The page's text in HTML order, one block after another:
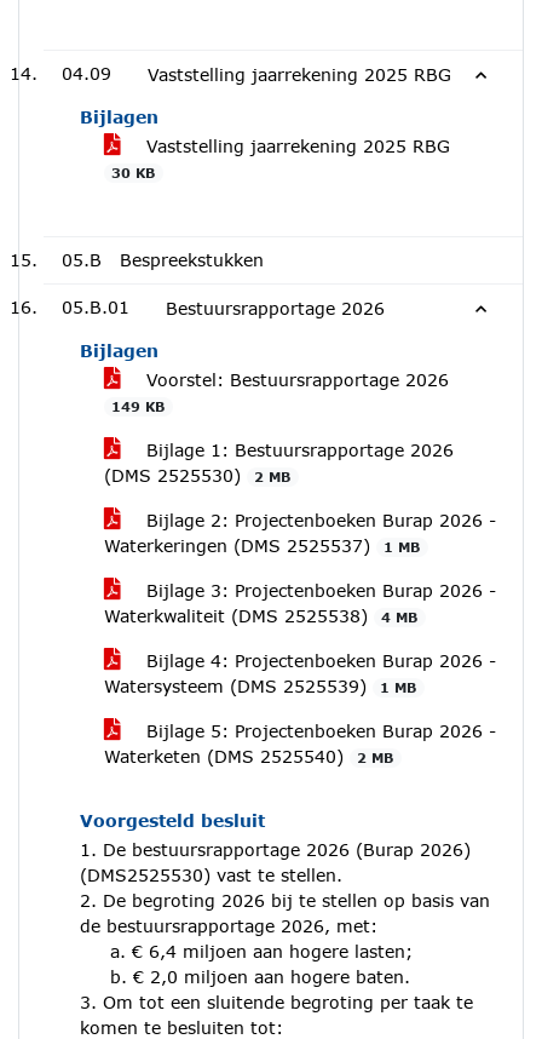
04.09 Vaststelling jaarrekening 2025 RBG
Bijlagen
Vaststelling jaarrekening 2025 RBG
30 KB
05.B Bespreekstukken
05.B.01 Bestuursrapportage 2026
Bijlagen
Voorstel: Bestuursrapportage 2026
149 KB
Bijlage 1: Bestuursrapportage 2026
(DMS 2525530)
2 MB
Bijlage 2: Projectenboeken Burap 2026 -
Waterkeringen (DMS 2525537)
1 MB
Bijlage 3: Projectenboeken Burap 2026 -
Waterkwaliteit (DMS 2525538)
4 MB
Bijlage 4: Projectenboeken Burap 2026 -
Watersysteem (DMS 2525539)
1 MB
Bijlage 5: Projectenboeken Burap 2026 -
Waterketen (DMS 2525540)
2 MB
Voorgesteld besluit
1. De bestuursrapportage 2026 (Burap 2026)
(DMS2525530) vast te stellen.
2. De begroting 2026 bij te stellen op basis van
de bestuursrapportage 2026, met:
a. € 6,4 miljoen aan hogere lasten;
b. € 2,0 miljoen aan hogere baten.
3. Om tot een sluitende begroting per taak te
komen te besluiten tot: